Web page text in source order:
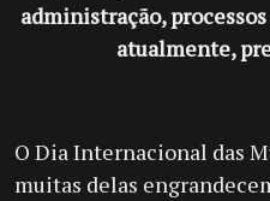
administração,
atualmente,
O Dia Internacional das
muitas delas